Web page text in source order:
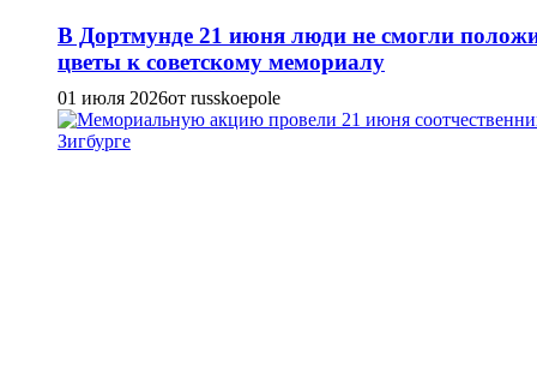
В Дортмунде 21 июня люди не смогли
цветы к советскому мемориалу
01 июля 2026от russkoepole